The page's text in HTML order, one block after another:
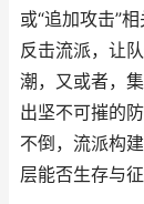
或“追加攻击”
反击流派，让
潮，又或者，
出坚不可摧的
不倒，流派构
层能否生存与征